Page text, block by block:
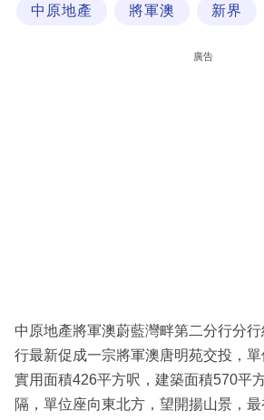
區
中原地產 將軍澳 新界
廣告
中原地產將軍澳蔚藍灣畔第二分行分
行最新促成一宗將軍澳唐明苑交投，單
實用面積426平方呎，建築面積570平
隔，單位座向東北方，望開揚山景，